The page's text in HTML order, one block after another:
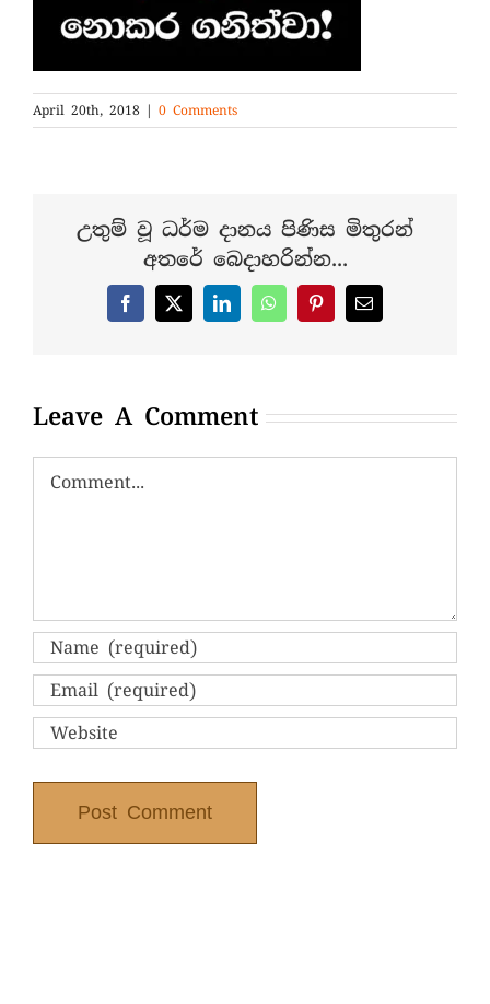
April 20th, 2018 | 0 Comments
උතුම් වූ ධර්ම දානය පිණිස මිතුරන්
අතරේ බෙදාහරින්න...
Facebook
X LinkedInWhatsAppPinterestEmail
Leave A Comment
Comment